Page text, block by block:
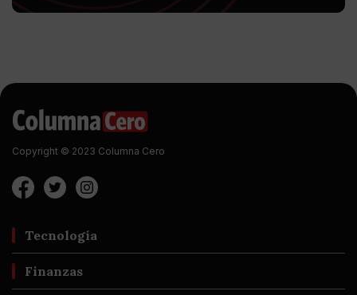
Copyright © 2023 Columna Cero
Tecnología
Finanzas